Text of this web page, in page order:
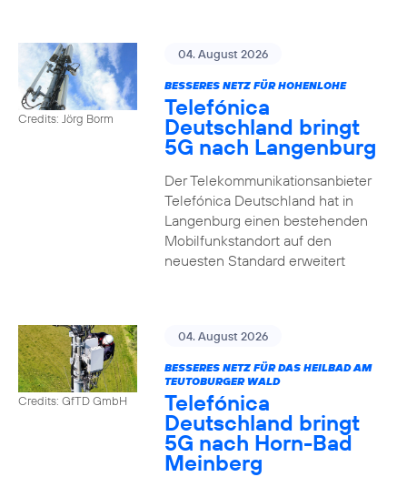
Credits: Jörg Borm
04. August 2026
BESSERES NETZ FÜR HOHENLOHE
Telefónica
Deutschland bringt
5G nach Langenburg
Der Telekommunikationsanbieter
Telefónica Deutschland hat in
Langenburg einen bestehenden
Mobilfunkstandort auf den
neuesten Standard erweitert
Credits: GfTD GmbH
04. August 2026
BESSERES NETZ FÜR DAS HEILBAD AM
TEUTOBURGER WALD
Telefónica
Deutschland bringt
5G nach Horn-Bad
Meinberg